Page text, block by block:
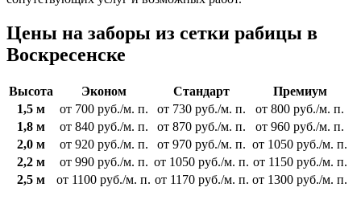
Цены на заборы из сетки рабицы в
Воскресенске
Высота Эконом Стандарт
Премиум
1,5 м
от 700 руб./м. п. от 730 руб./м. п.
от 800 руб./м. п.
1,8 м
от 840 руб./м. п. от 870 руб./м. п.
от 960 руб./м. п.
2,0 м
от 920 руб./м. п. от 970 руб./м. п. от 1050 руб./м. п.
2,2 м
от 990 руб./м. п. от 1050 руб./м. п. от 1150 руб./м. п.
2,5 м
от 1100 руб./м. п. от 1170 руб./м. п. от 1300 руб./м. п.